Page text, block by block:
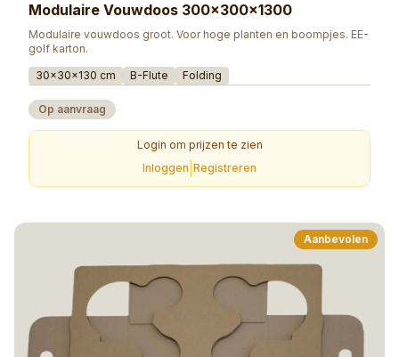
Modulaire Vouwdoos 300×300×1300
Modulaire vouwdoos groot. Voor hoge planten en boompjes. EE-
golf karton.
30×30×130 cm
B-Flute Folding
Op aanvraag
Login om prijzen te zien
Inloggen Registreren
Aanbevolen